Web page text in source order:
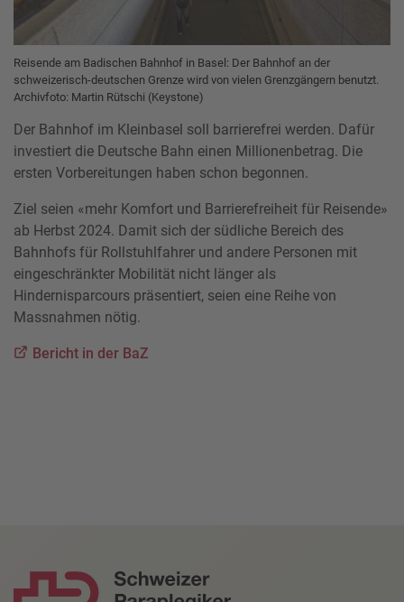
Reisende am Badischen Bahnhof in Basel: Der Bahnhof an der
schweizerisch-deutschen Grenze wird von vielen Grenzgängern benutzt.
Archivfoto: Martin Rütschi (Keystone)
Der Bahnhof im Kleinbasel soll barrierefrei werden. Dafür
investiert die Deutsche Bahn einen Millionenbetrag. Die
ersten Vorbereitungen haben schon begonnen.
Ziel seien «mehr Komfort und Barrierefreiheit für Reisende»
ab Herbst 2024. Damit sich der südliche Bereich des
Bahnhofs für Rollstuhlfahrer und andere Personen mit
eingeschränkter Mobilität nicht länger als
Hindernisparcours präsentiert, seien eine Reihe von
Massnahmen nötig.
Bericht in der BaZ